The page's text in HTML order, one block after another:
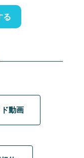
る
動画